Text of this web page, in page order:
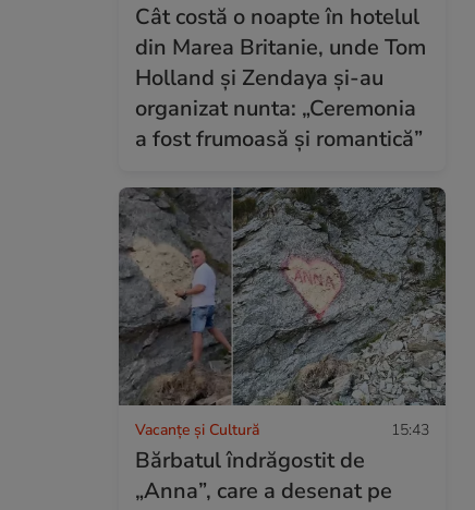
Cât costă o noapte în hotelul
din Marea Britanie, unde Tom
Holland și Zendaya și-au
organizat nunta: „Ceremonia
a fost frumoasă și romantică”
Vacanțe și Cultură 15:43
Bărbatul îndrăgostit de
„Anna”, care a desenat pe